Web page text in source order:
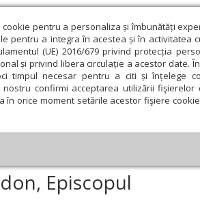
pentru a personaliza și îmbunătăți
pentru a integra în acestea și în activitatea
(UE) 2016/679 privind protecția
și privind libera circulație a acestor date.
timpul necesar pentru a citi și înțelege
confirmi acceptarea utilizării
în orice moment setările acestor fişiere
Evanghelia de Duminică
Educaţie și Cultură
la vreme de boală și necaz Acatistul
Episcopul